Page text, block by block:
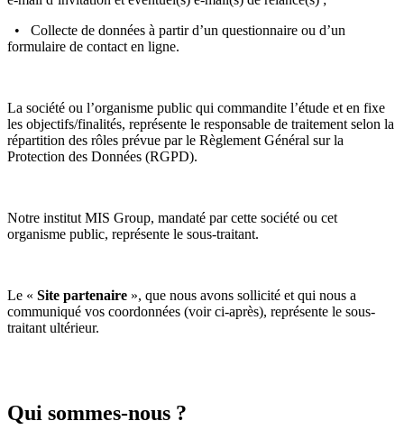
• Collecte de données à partir d’un questionnaire ou d’un
formulaire de contact en ligne.
La société ou l’organisme public qui commandite l’étude et en fixe
les objectifs/finalités, représente le responsable de traitement selon la
répartition des rôles prévue par le Règlement Général sur la
Protection des Données (RGPD).
Notre institut MIS Group, mandaté par cette société ou cet
organisme public, représente le sous-traitant.
Le « Site partenaire », que nous avons sollicité et qui nous a
communiqué vos coordonnées (voir ci-après), représente le sous-
traitant ultérieur.
Qui sommes-nous ?